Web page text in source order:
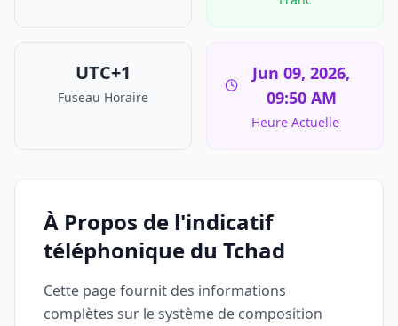
UTC+1
Fuseau Horaire
Jun 09, 2026,
09:50 AM
Heure Actuelle
À Propos de l'indicatif
téléphonique du Tchad
Cette page fournit des informations
complètes sur le système de composition